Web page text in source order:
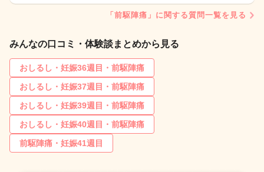
「前駆陣痛」に関する質問一覧を見る
みんなの口コミ・体験談まとめから見る
おしるし・妊娠36週目・前駆陣痛
おしるし・妊娠37週目・前駆陣痛
おしるし・妊娠39週目・前駆陣痛
おしるし・妊娠40週目・前駆陣痛
前駆陣痛・妊娠41週目